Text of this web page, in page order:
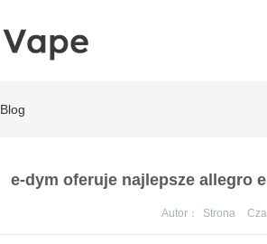
Blog
e-dym oferuje najlepsze allegro
Autor： Strona